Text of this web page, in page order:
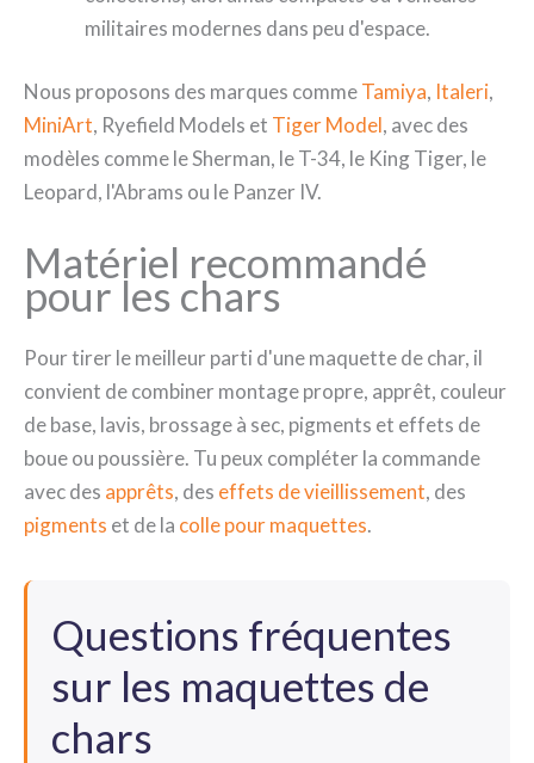
militaires modernes dans peu d'espace.
Nous proposons des marques commeTamiya, Italeri,
MiniArt, Ryefield Models et Tiger Model, avec des
modèles comme le Sherman, le T-34, le King Tiger, le
Leopard, l'Abrams ou le Panzer IV.
Matériel recommandé
pour les chars
Pour tirer le meilleur parti d'une maquette de char, il
convient de combiner montage propre, apprêt, couleur
de base, lavis, brossage à sec, pigments et effets de
boue ou poussière. Tu peux compléter la commande
avec des apprêts, des effets de vieillissement, des
pigments et de la colle pour maquettes.
Questions fréquentes
sur les maquettes de
chars